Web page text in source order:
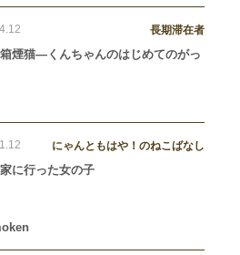
長期滞在者
煙猫―くんちゃんのはじめてのがっ
にゃんともはや！のねこばなし
に行った女の子